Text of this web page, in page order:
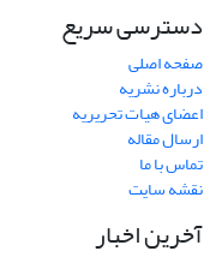
دسترسی سریع
صفحه اصلی
درباره نشریه
اعضای هیات تحریریه
ارسال مقاله
تماس با ما
نقشه سایت
آخرین اخبار